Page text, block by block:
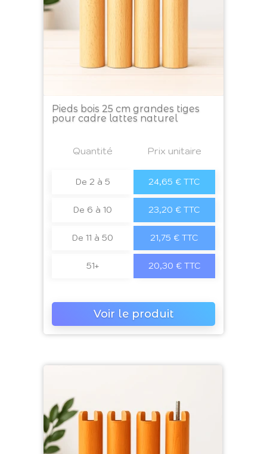
Pieds bois 25 cm grandes tiges
pour cadre lattes naturel
Quantité Prix unitaire
De 2 à 5 24,65 € TTC
De 6 à 10 23,20 € TTC
De 11 à 50 21,75 € TTC
51+ 20,30 € TTC
Voir le produit